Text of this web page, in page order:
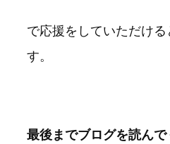
で応援をしていただけ
す。
最後までブログを読ん